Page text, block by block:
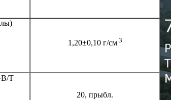
1,20±0,10 г/см3
T
20, прыбл.